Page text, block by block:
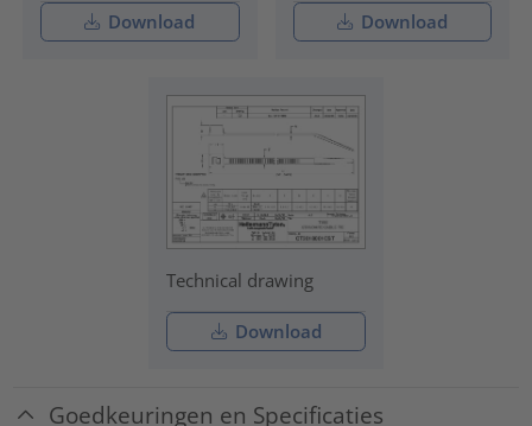
Download Download
Technical drawing
Download
Goedkeuringen en Specificaties